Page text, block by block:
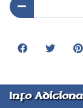
Info